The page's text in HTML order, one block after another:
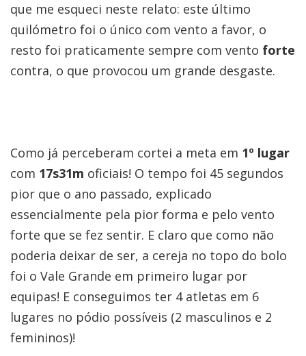
que me esqueci neste relato: este último
quilómetro foi o único com vento a favor, o
resto foi praticamente sempre com vento forte
contra, o que provocou um grande desgaste.
Como já perceberam cortei a meta em 1º lugar
com 17s31m oficiais! O tempo foi 45 segundos
pior que o ano passado, explicado
essencialmente pela pior forma e pelo vento
forte que se fez sentir. E claro que como não
poderia deixar de ser, a cereja no topo do bolo
foi o Vale Grande em primeiro lugar por
equipas! E conseguimos ter 4 atletas em 6
lugares no pódio possíveis (2 masculinos e 2
femininos)!